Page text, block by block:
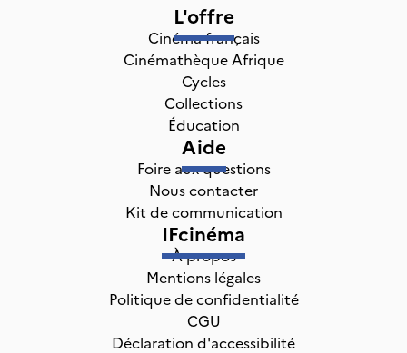
L'offre
Cinéma français
Cinémathèque Afrique
Cycles
Collections
Éducation
Aide
Foire aux questions
Nous contacter
Kit de communication
IFcinéma
À propos
Mentions légales
Politique de confidentialité
CGU
Déclaration d'accessibilité